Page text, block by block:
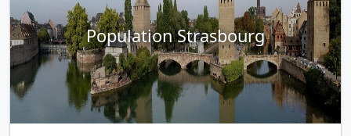
Population Strasbourg